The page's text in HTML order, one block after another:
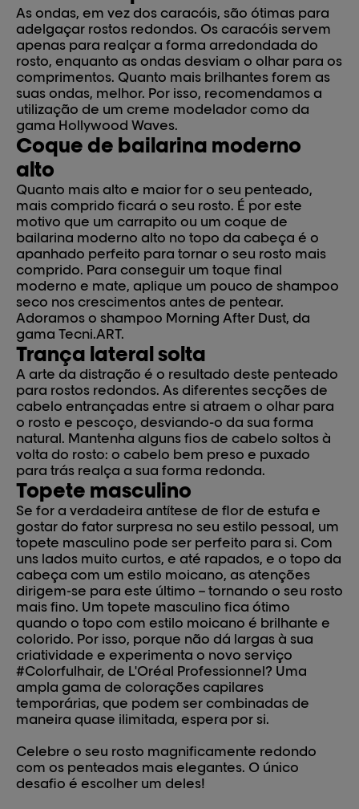
As ondas, em vez dos caracóis, são ótimas para
adelgaçar rostos redondos. Os caracóis servem
apenas para realçar a forma arredondada do
rosto, enquanto as ondas desviam o olhar para os
comprimentos. Quanto mais brilhantes forem as
suas ondas, melhor. Por isso, recomendamos a
utilização de um creme modelador como da
gama Hollywood Waves.
Coque de bailarina moderno
alto
Quanto mais alto e maior for o seu penteado,
mais comprido ficará o seu rosto. É por este
motivo que um carrapito ou um coque de
bailarina moderno alto no topo da cabeça é o
apanhado perfeito para tornar o seu rosto mais
comprido. Para conseguir um toque final
moderno e mate, aplique um pouco de shampoo
seco nos crescimentos antes de pentear.
Adoramos o shampoo Morning After Dust, da
gama Tecni.ART.
Trança lateral solta
A arte da distração é o resultado deste penteado
para rostos redondos. As diferentes secções de
cabelo entrançadas entre si atraem o olhar para
o rosto e pescoço, desviando-o da sua forma
natural. Mantenha alguns fios de cabelo soltos à
volta do rosto: o cabelo bem preso e puxado
para trás realça a sua forma redonda.
Topete masculino
Se for a verdadeira antítese de flor de estufa e
gostar do fator surpresa no seu estilo pessoal, um
topete masculino pode ser perfeito para si. Com
uns lados muito curtos, e até rapados, e o topo da
cabeça com um estilo moicano, as atenções
dirigem-se para este último – tornando o seu rosto
mais fino. Um topete masculino fica ótimo
quando o topo com estilo moicano é brilhante e
colorido. Por isso, porque não dá largas à sua
criatividade e experimenta o novo serviço
#Colorfulhair, de L'Oréal Professionnel? Uma
ampla gama de colorações capilares
temporárias, que podem ser combinadas de
maneira quase ilimitada, espera por si.
Celebre o seu rosto magnificamente redondo
com os penteados mais elegantes. O único
desafio é escolher um deles!